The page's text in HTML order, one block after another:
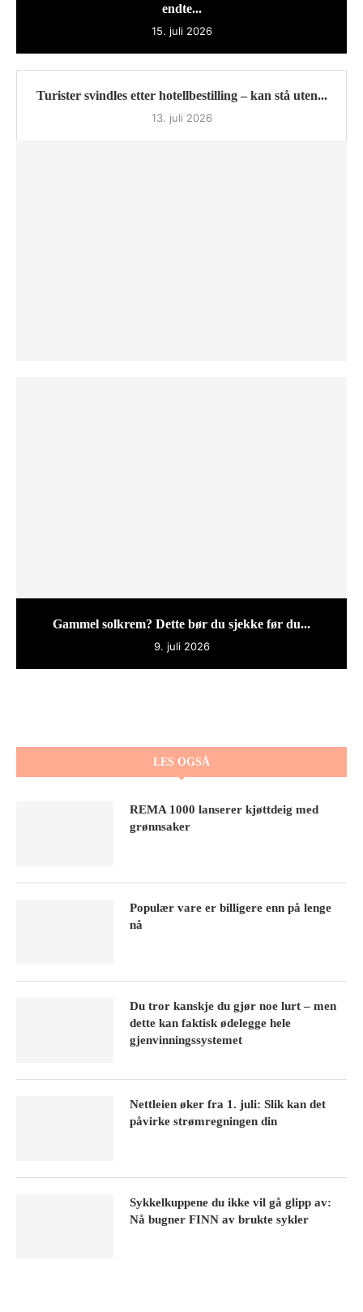
endte...
15. juli 2026
Turister svindles etter hotellbestilling – kan stå uten...
13. juli 2026
Gammel solkrem? Dette bør du sjekke før du...
9. juli 2026
LES OGSÅ
REMA 1000 lanserer kjøttdeig med
grønnsaker
Populær vare er billigere enn på lenge
nå
Du tror kanskje du gjør noe lurt – men
dette kan faktisk ødelegge hele
gjenvinningssystemet
Nettleien øker fra 1. juli: Slik kan det
påvirke strømregningen din
Sykkelkuppene du ikke vil gå glipp av:
Nå bugner FINN av brukte sykler